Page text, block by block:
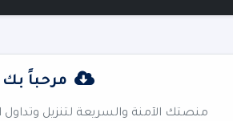
مرحباً
منصتك الآمنة والسريعة لتنزيل